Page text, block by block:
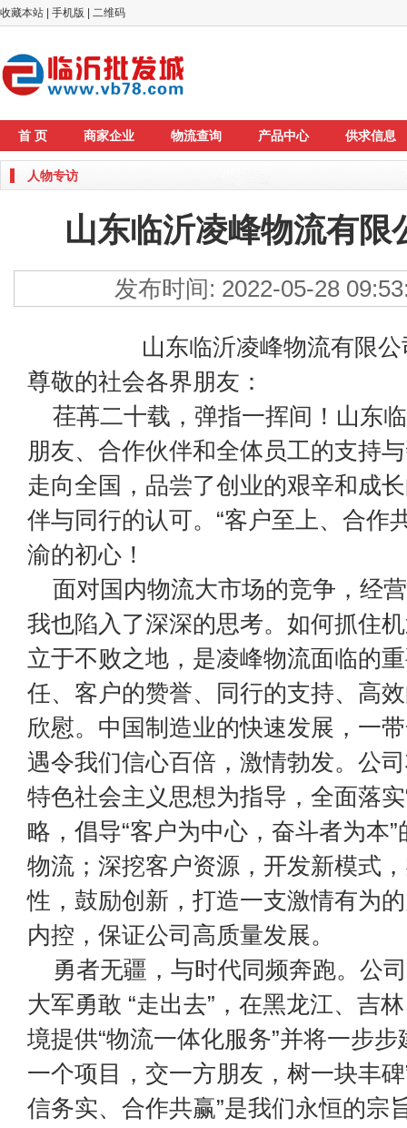
收藏本站 手机版 二维码
首 页 商家企业 物流查询 产品中心 供求信息
人物专访
山东临沂凌峰物流有限
发布时间: 2022-05-28
山东临沂凌峰物流有限
尊敬的社会各界朋友：
荏苒二十载，弹指一挥间！山东
朋友、合作伙伴和全体员工的支持
走向全国，品尝了创业的艰辛和成
伴与同行的认可。“客户至上、合作
渝的初心！
面对国内物流大市场的竞争，经
我也陷入了深深的思考。如何抓住
立于不败之地，是凌峰物流面临的
任、客户的赞誉、同行的支持、高
欣慰。中国制造业的快速发展，一
遇令我们信心百倍，激情勃发。公
特色社会主义思想为指导，全面落实
略，倡导“客户为中心，奋斗者为本
物流；深挖客户资源，开发新模式
性，鼓励创新，打造一支激情有为
内控，保证公司高质量发展。
勇者无疆，与时代同频奔跑。公司
大军勇敢 “走出去”，在黑龙江、吉
境提供“物流一体化服务”并将一步
一个项目，交一方朋友，树一块丰
信务实、合作共赢”是我们永恒的宗